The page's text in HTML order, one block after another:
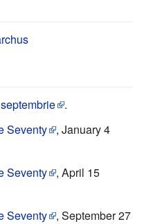
.
Seventy
, January 4
Seventy
, April 15
Seventy
, September 27